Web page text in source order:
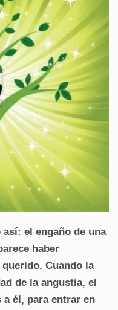
el engaño de una
haber
Cuando la
de la angustia, el
él, para entrar en